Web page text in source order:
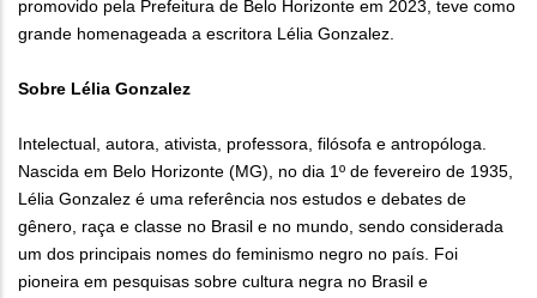
promovido pela Prefeitura de Belo Horizonte em 2023, teve como
grande homenageada a escritora Lélia Gonzalez.
Sobre Lélia Gonzalez
Intelectual, autora, ativista, professora, filósofa e antropóloga.
Nascida em Belo Horizonte (MG), no dia 1º de fevereiro de 1935,
Lélia Gonzalez é uma referência nos estudos e debates de
gênero, raça e classe no Brasil e no mundo, sendo considerada
um dos principais nomes do feminismo negro no país. Foi
pioneira em pesquisas sobre cultura negra no Brasil e